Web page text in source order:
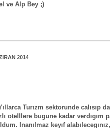
ve Alp Bey ;)
2014
Turızm sektorunde calısıp
otelllere bugune kadar verdıgım
Inanılmaz keyıf